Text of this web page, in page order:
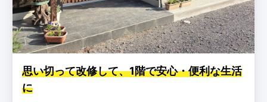
思い切って改修して、1階で安心・便利な生活
に